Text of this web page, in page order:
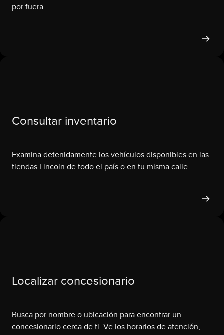
por fuera.
Consultar inventario
Examina detenidamente los vehículos disponibles en las
tiendas Lincoln de todo el país o en tu misma calle.
Localizar concesionario
Busca por nombre o ubicación para encontrar un
concesionario cerca de ti. Ve los horarios de atención,